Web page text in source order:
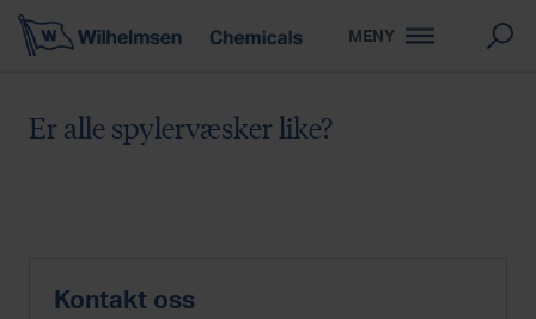
MENY
Er alle spylervæsker like?
Kontakt oss